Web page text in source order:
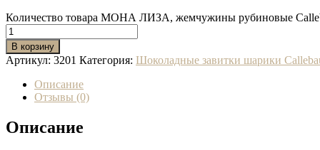
Количество товара МОНА ЛИЗА, жемчужины рубиновые
В корзину
Артикул: 3201 Категория: Шоколадные завитки шарики
Описание
Отзывы (0)
Описание